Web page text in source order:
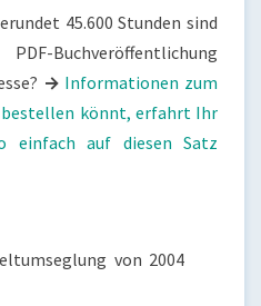
45.600 Stunden sind
Buchveröffentlichung
→ Informationen zum
bestellen könnt, erfahrt Ihr
einfach auf diesen Satz
von 2004